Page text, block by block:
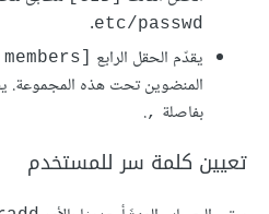
etc/passwd
.
يقدّم الحقل الرابع
المنضوين تحت هذه المجموعة.
بفاصلة ,
.
تعيين كلمة سر للمستخدم